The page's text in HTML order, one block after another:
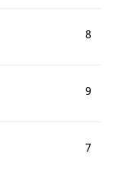
8
9
7